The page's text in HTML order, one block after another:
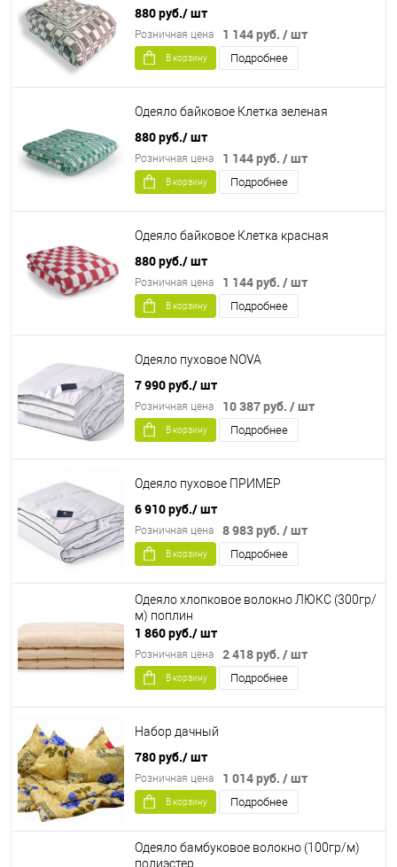
880 руб./ шт
1 144 руб. / шт
Розничная цена
В корзину Подробнее
Одеяло байковое Клетка зеленая
880 руб./ шт
1 144 руб. / шт
Розничная цена
В корзину Подробнее
Одеяло байковое Клетка красная
880 руб./ шт
1 144 руб. / шт
Розничная цена
В корзину Подробнее
Одеяло пуховое NOVA
7 990 руб./ шт
10 387 руб. / шт
Розничная цена
В корзину Подробнее
Одеяло пуховое ПРИМЕР
6 910 руб./ шт
8 983 руб. / шт
Розничная цена
В корзину Подробнее
Одеяло хлопковое волокно ЛЮКС (300гр/
м) поплин
1 860 руб./ шт
2 418 руб. / шт
Розничная цена
В корзину Подробнее
Набор дачный
780 руб./ шт
1 014 руб. / шт
Розничная цена
В корзину Подробнее
Одеяло бамбуковое волокно (100гр/м)
полиэстер